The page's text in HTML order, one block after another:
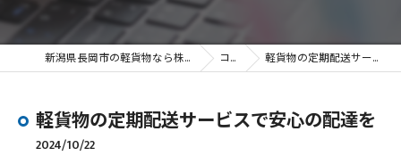
新潟県長岡市の軽貨物なら株式会社アクティブプラン コラム 軽貨物の定期配送サービスで安心の配達を
軽貨物の定期配送サービスで安心の配達を
2024/10/22